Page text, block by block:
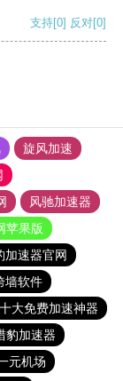
支持[0] 反对[0]
旋风加速
风驰加速器
苹果版
加速器官网
墙软件
十大免费加速神器
豹加速器
元机场